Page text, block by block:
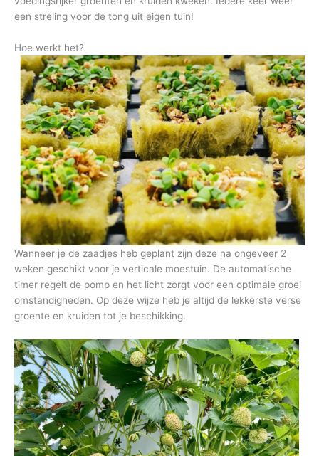
een streling voor de tong uit eigen tuin!
Hoe werkt het?
Wanneer je de zaadjes heb geplant zijn deze na ongeveer 2
weken geschikt voor je verticale moestuin. De automatische
timer regelt de pomp en het licht zorgt voor een optimale groei
omstandigheden. Op deze wijze heb je altijd de lekkerste verse
groente en kruiden tot je beschikking.